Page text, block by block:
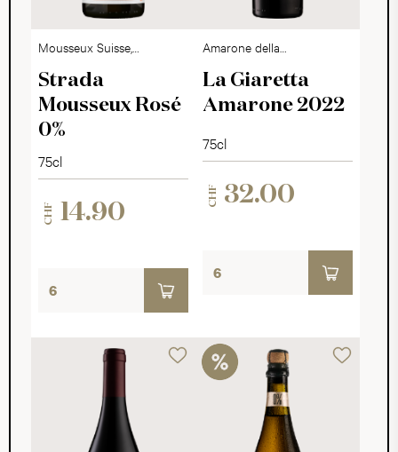
Mousseux Suisse,
alkoholfrei
Strada
Mousseux Rosé
0%
75cl
CHF 14.90
Amarone della
Valpolicella DOCG
La Giaretta
Amarone 2022
75cl
CHF 32.00